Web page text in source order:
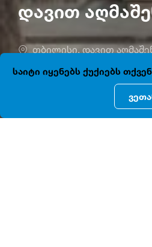
დავით
თბილისი, დავით
საიტი იყენებს ქუქიებს